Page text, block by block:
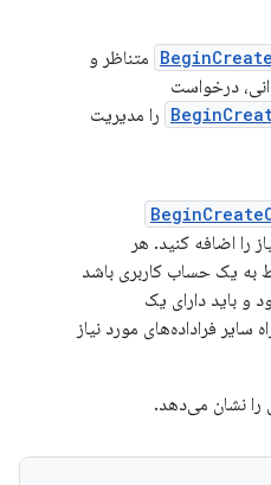
متناظر و
درخواست
را مدیریت
را اضافه کنید. هر
به یک حساب کاربری باشد
و باید دارای یک
سایر فراداده‌های مورد نیاز
را نشان می‌دهد.